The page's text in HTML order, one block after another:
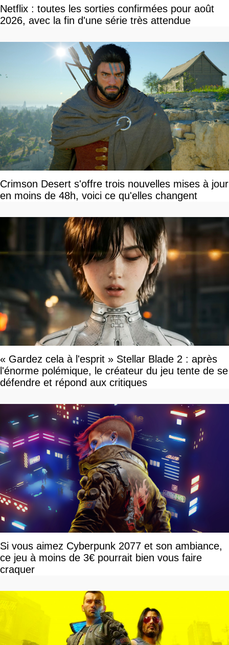
Netflix : toutes les sorties confirmées pour août
2026, avec la fin d'une série très attendue
Crimson Desert s'offre trois nouvelles mises à jour
en moins de 48h, voici ce qu'elles changent
« Gardez cela à l'esprit » Stellar Blade 2 : après
l'énorme polémique, le créateur du jeu tente de se
défendre et répond aux critiques
Si vous aimez Cyberpunk 2077 et son ambiance,
ce jeu à moins de 3€ pourrait bien vous faire
craquer